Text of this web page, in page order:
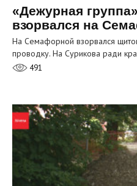
«Дежурная
взорвался на
На Семафорной взорвался
проводку. На Сурикова ради
491